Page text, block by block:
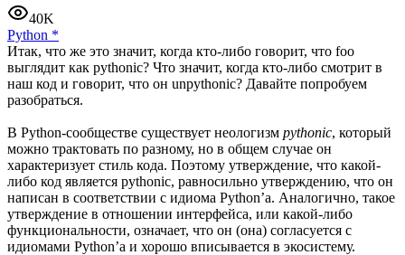
40K
Python *
Итак, что же это значит, когда кто-либо говорит, что foo
выглядит как pythonic? Что значит, когда кто-либо смотрит в
наш код и говорит, что он unpythonic? Давайте попробуем
разобраться.
В Python-сообществе существует неологизм pythonic, который
можно трактовать по разному, но в общем случае он
характеризует стиль кода. Поэтому утверждение, что какой-
либо код является pythonic, равносильно утверждению, что он
написан в соответствии с идиома Python’a. Аналогично, такое
утверждение в отношении интерфейса, или какой-либо
функциональности, означает, что он (она) согласуется с
идиомами Python’a и хорошо вписывается в экосистему.